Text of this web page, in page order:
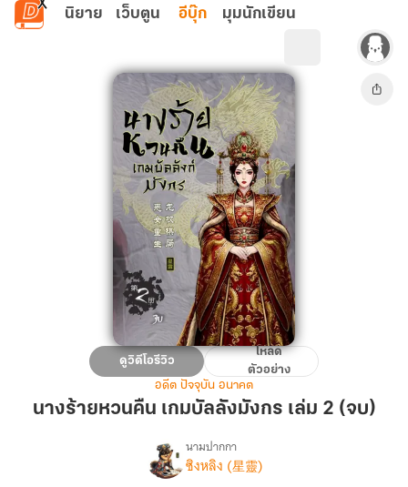
ข้ามไปยังเนื้อหาหลัก
นิยาย เว็บตูน อีบุ๊ก มุมนักเขียน
นาง
ร้าย
หวน
ดูวิดีโอรีวิว
โหลด
ตัวอย่าง
อดีต ปัจจุบัน อนาคต
นางร้ายหวนคืน เกมบัลลังมังกร เล่ม 2 (จบ)
เรื่อง
นามปากกา
ซิงหลิง (星靈)